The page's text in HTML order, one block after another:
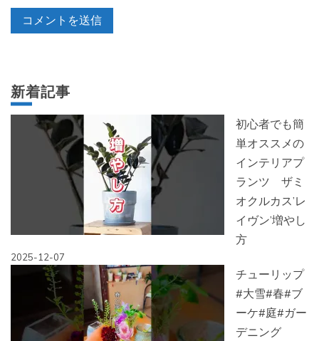
新着記事
初心者でも簡
単オススメの
インテリアプ
ランツ ザミ
オクルカス’レ
イヴン’増やし
方
2025-12-07
チューリップ
#大雪#春#ブ
ーケ#庭#ガー
デニング